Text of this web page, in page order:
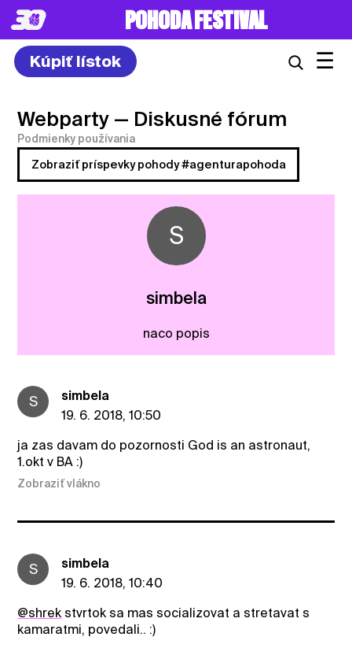
POHODA FESTIVAL
Kúpiť lístok ☰
Webparty — Diskusné fórum
Podmienky používania
Zobraziť príspevky pohody #agenturapohoda
S
simbela
naco popis
S
simbela
19. 6. 2018, 10:50
ja zas davam do pozornosti God is an astronaut,
1.okt v BA :)
Zobraziť vlákno
S
simbela
19. 6. 2018, 10:40
@shrek stvrtok sa mas socializovat a stretavat s
kamaratmi, povedali.. :)